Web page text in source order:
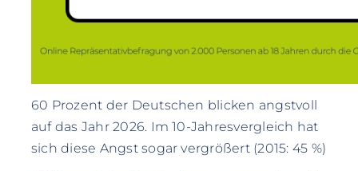
60 Prozent der Deutschen blicken angstvoll
auf das Jahr 2026. Im 10-Jahresvergleich hat
sich diese Angst sogar vergrößert (2015: 45 %)